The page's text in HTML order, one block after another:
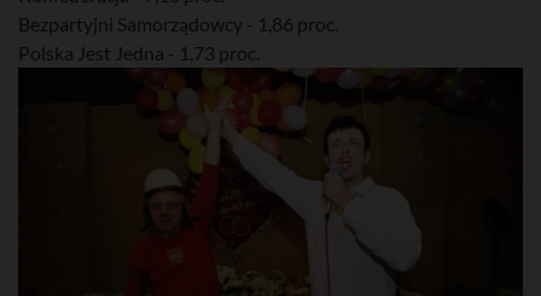
Bezpartyjni Samorządowcy - 1,86 proc.
Polska Jest Jedna - 1,73 proc.